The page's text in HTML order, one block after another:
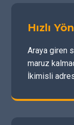
Hızlı
Araya giren
maruz
İkimisli